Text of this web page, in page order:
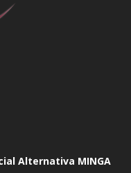
Alternativa MINGA